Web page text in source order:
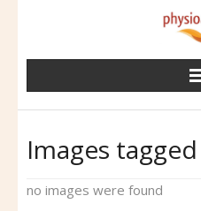
Images
no images were found